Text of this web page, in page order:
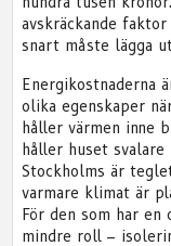
avskräckande
snart måste lägga
Energikostnaderna
olika egenskaper
håller värmen inne
håller huset
Stockholms är
varmare klimat är
För den som har
mindre roll –